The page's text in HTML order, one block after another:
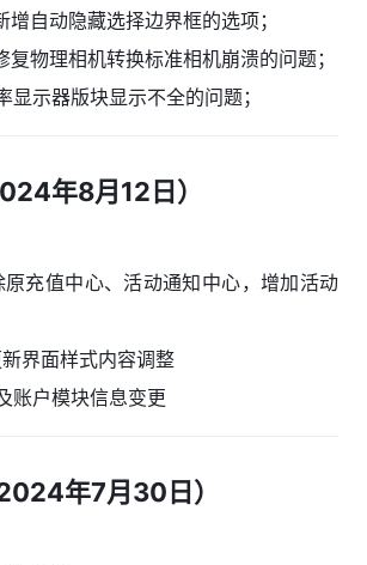
自动隐藏选择边界框的选项；
物理相机转换标准相机崩溃的问题；
显示器版块显示不全的问题；
年8月12日）
充值中心、活动通知中心，增加活动
界面样式内容调整
账户模块信息变更
年7月30日）